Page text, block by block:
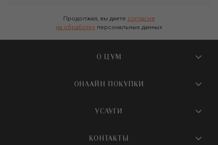
Продолжая, вы даете согласие
на обработку персональных данных
О ЦУМ
О магазине
Бутики и ПВЗ ЦУМ
ОНЛАЙН ПОКУПКИ
Доставка
УСЛУГИ
КОНТАКТЫ